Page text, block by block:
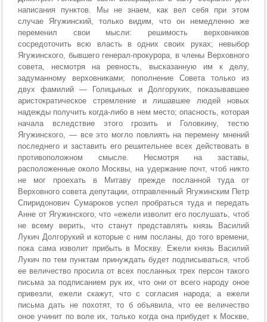
написания пунктов. Мы не знаем, как вел себя при этом
случае Ягужинский, только видим, что он немедленно же
переменил свои мысли: решимость верховников
сосредоточить всю власть в одних своих руках; невыбор
Ягужинского, бывшего генерал-прокурора, в члены Верховного
совета, несмотря на ревность, высказанную им к делу,
задуманному верховниками; пополнение Совета только из
двух фамилий — Голицыных и Долгоруких, показывавшее
аристократическое стремление и лишавшее людей новых
надежды получить когда-либо в нем место; опасность, которая
начала вследствие этого грозить и Головкину, тестю
Ягужинского, — все это могло повлиять на перемену мнений
последнего и заставить его решительнее всех действовать в
противоположном смысле. Несмотря на заставы,
расположенные около Москвы, на удержание почт, чтоб никто
не мог проехать в Митаву прежде посланной туда от
Верховного совета депутации, отправленный Ягужинским Петр
Спиридонович Сумароков успел пробраться туда и передать
Анне от Ягужинского, что «ежели изволит его послушать, чтоб
не всему верить, что станут представлять князь Василий
Лукич Долгорукий и которые с ним посланы, до того времени,
пока сама изволит прибыть в Москву. Ежели князь Василий
Лукич по тем пунктам принуждать будет подписываться, чтоб
ее величество просила от всех посланных трех персон такого
письма за подписанием рук их, что они от всего народу оное
привезли, ежели скажут, что с согласия народа; а ежели
письма дать не похотят, то б объявила, что ее величество
оное учинит по воле их, только когда она прибудет к Москве,